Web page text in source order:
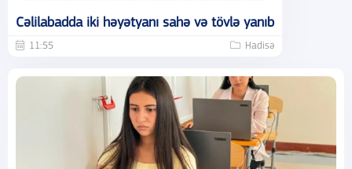
Cəlilabadda iki həyətyanı sahə və tövlə yanıb
11:55 Hadisə